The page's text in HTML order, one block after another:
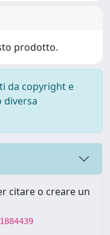
prodotto.
da copyright e
diversa
citare o creare un